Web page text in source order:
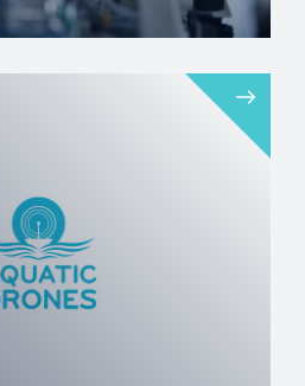
producten, processen